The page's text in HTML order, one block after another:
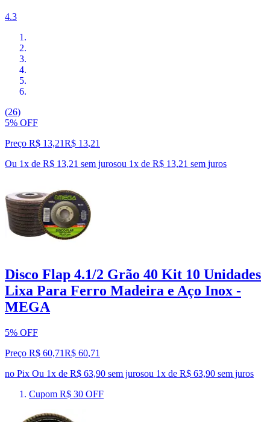
4.3
(26)
5% OFF
Preço R$ 13,21R$ 13,21
Ou 1x de R$ 13,21 sem jurosou 1x de R$ 13,21 sem juros
Disco Flap 4.1/2 Grão 40 Kit 10 Unidades
Lixa Para Ferro Madeira e Aço Inox -
MEGA
5% OFF
Preço R$ 60,71R$ 60,71
no Pix Ou 1x de R$ 63,90 sem jurosou 1x de R$ 63,90 sem juros
Cupom R$ 30 OFF